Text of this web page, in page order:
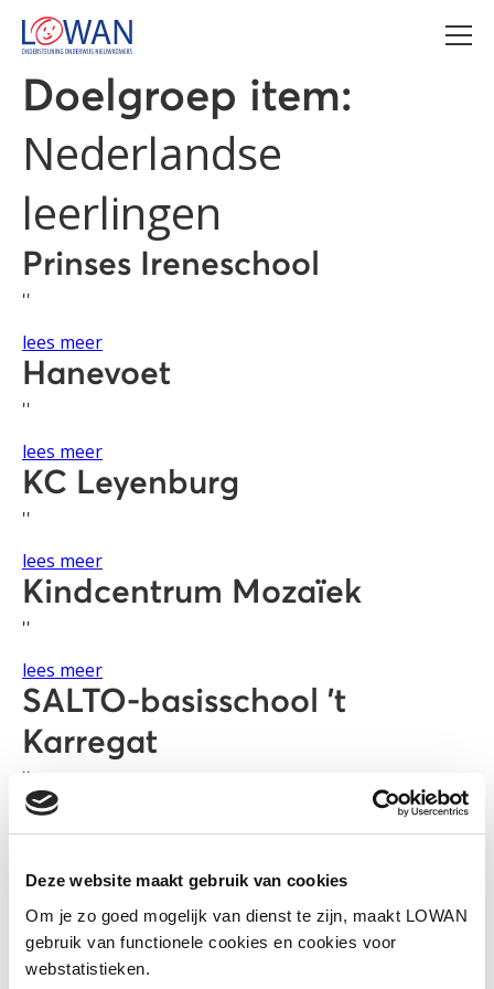
Deze website maakt gebruik van cookies
Om je zo goed mogelijk van dienst te zijn, maakt LOWAN
gebruik van functionele cookies en cookies voor
webstatistieken.
Doelgroep item:
Nederlandse
leerlingen
Prinses Ireneschool
''
lees meer
Hanevoet
''
lees meer
KC Leyenburg
''
lees meer
Kindcentrum Mozaïek
''
lees meer
SALTO-basisschool ’t
Karregat
''
lees meer
''
lees meer
KC de Boog